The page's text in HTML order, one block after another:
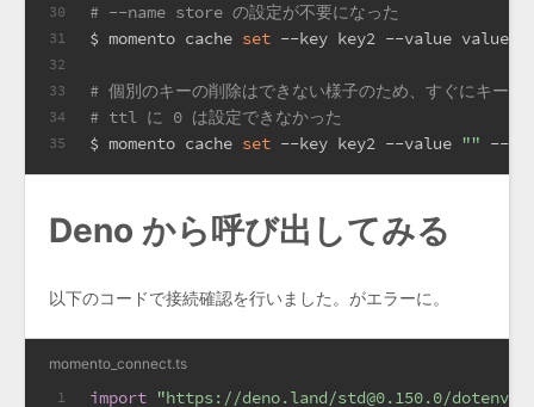
30
31
32
33
34
35
# --name store の設定が不要になった
$ momento cache set --key key2 --value value2
# 個別のキーの削除はできない様子のため、すぐにキーを
# ttl に 0 は設定できなかった
$ momento cache set --key key2 --value "" --
Deno から呼び出してみる
以下のコードで接続確認を行いました。がエラーに。
momento_connect.ts
1
import "https://deno.land/std@0.150.0/dotenv/